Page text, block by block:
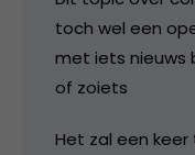
toch wel een
met iets nieuws
of zoiets
Het zal een